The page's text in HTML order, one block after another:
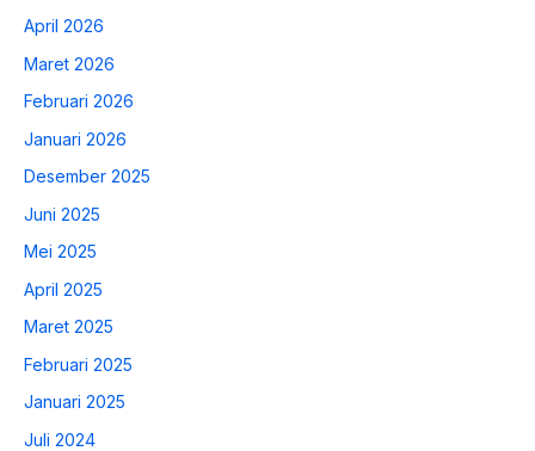
April 2026
Maret 2026
Februari 2026
Januari 2026
Desember 2025
Juni 2025
Mei 2025
April 2025
Maret 2025
Februari 2025
Januari 2025
Juli 2024